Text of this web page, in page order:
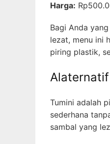
Harga:
Bagi Anda
lezat, menu ini
piring plastik,
Tumini adalah
sederhana
sambal yang